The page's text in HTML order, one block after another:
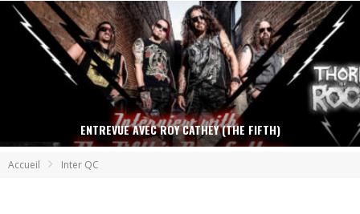
ENTREVUE AVEC ROY CATHEY (THE FIFTH)
Accueil Inter QC